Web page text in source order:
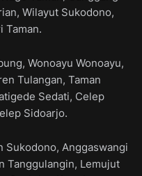
Wilayut Sukodono,
Taman.
Wonoayu Wonoayu,
Tulangan, Taman
Sedati, Celep
Sidoarjo.
Sukodono, Anggaswangi
Tanggulangin, Lemujut